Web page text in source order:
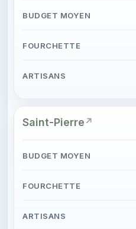
Saint-Pierre